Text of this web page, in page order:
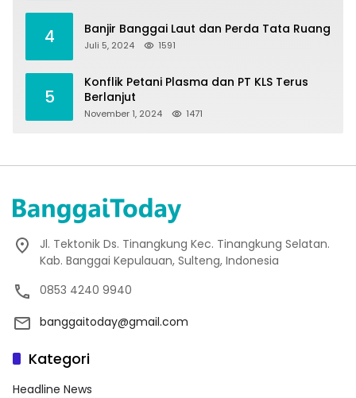
4 Banjir Banggai Laut dan Perda Tata Ruang
Juli 5, 2024 1591
5
Konflik Petani Plasma dan PT KLS Terus
Berlanjut
November 1, 2024 1471
Jl. Tektonik Ds. Tinangkung Kec. Tinangkung Selatan.
Kab. Banggai Kepulauan, Sulteng, Indonesia
0853 4240 9940
banggaitoday@gmail.com
Kategori
Headline News